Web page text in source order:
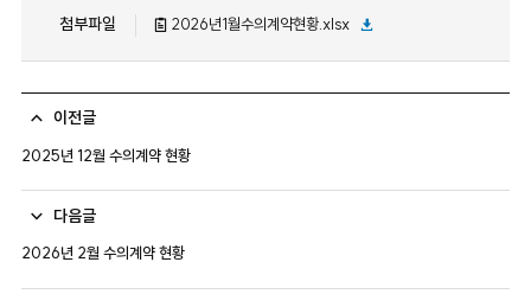
첨부파일 2026년1월수의계약현황.xlsx
이전글
2025년 12월 수의계약 현황
다음글
2026년 2월 수의계약 현황